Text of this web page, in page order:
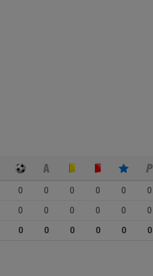
0 0 0 0 0
0
0 0 0 0 0
0
0 0 0 0 0 0